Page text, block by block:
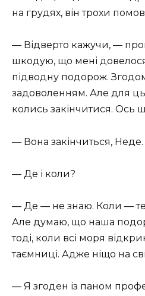
на грудях, він трохи
— Відверто кажучи, —
шкодую, що мені
підводну подорож. Згодом
задоволенням. Але для
колись закінчитися. Ось
— Вона закінчиться, Неде.
— Де і коли?
— Де — не знаю. Коли —
Але думаю, що наша
тоді, коли всі моря
таємниці. Адже ніщо на
— Я згоден із паном